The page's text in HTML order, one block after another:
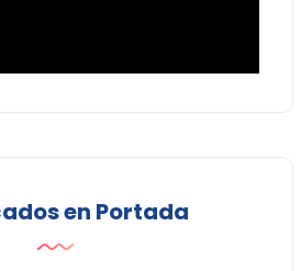
en Portada